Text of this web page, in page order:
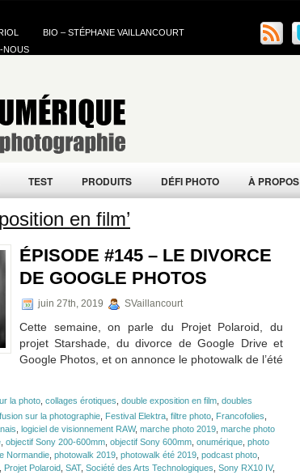
BIO – STÉPHANE VAILLANCOURT
NOUS
TEST PRODUITS DÉFI PHOTO À PROPOS
en film’
ÉPISODE #145 – LE DIVORCE
DE GOOGLE PHOTOS
juin 27th, 2019 SVaillancourt
Cette semaine, on parle du Projet Polaroid, du
projet Starshade, du divorce de Google Drive et
Google Photos, et on annonce le photowalk de l’été
la photo collages érotiques double exposition en film doubles
sur la photographie Festival Elektra filtre photo Francofolies
logiciel de visionnement RAW, marche photo 2019 marche photo
objectif Sony 200-600mm objectif Sony 600mm onumérique photo
Normandie photowalk 2019 photowalk été 2019 podcast photo
Projet Polaroid SAT, Société des Arts Technologiques Sony RX10 IV,